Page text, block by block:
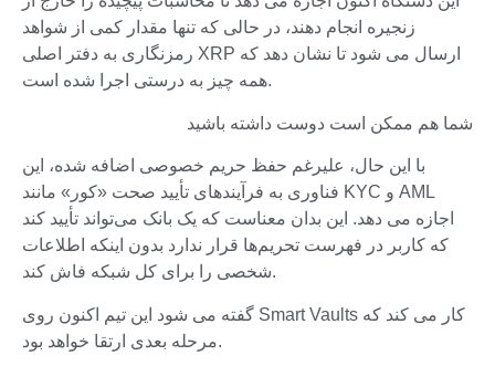
زنجیره انجام دهند، در حالی که تنها مقدار کمی از شواهد
رمزنگاری به دفتر اصلی XRP ارسال می شود تا نشان دهد که
همه چیز به درستی اجرا شده است.
شما هم ممکن است دوست داشته باشید
با این حال، علیرغم حفظ حریم خصوصی اضافه شده، این
فناوری به فرآیندهای تأیید صحت «کور» مانند KYC و AML
اجازه می دهد. این بدان معناست که یک بانک می‌تواند تأیید کند
که کاربر در فهرست تحریم‌ها قرار ندارد بدون اینکه اطلاعات
شخصی را برای کل شبکه فاش کند.
گفته می شود این تیم اکنون روی Smart Vaults کار می کند که
مرحله بعدی ارتقا خواهد بود.